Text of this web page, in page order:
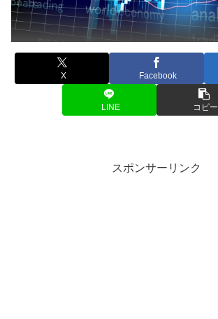
X Facebook
LINE コピー
スポンサーリンク